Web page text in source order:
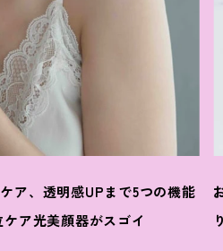
ア、透明感UPまで5つの機能
ア光美顔器がスゴイ